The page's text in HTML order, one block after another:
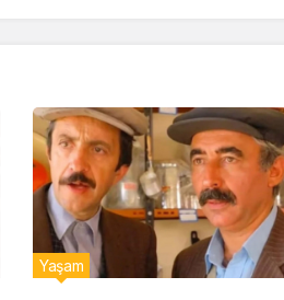
Yaşam